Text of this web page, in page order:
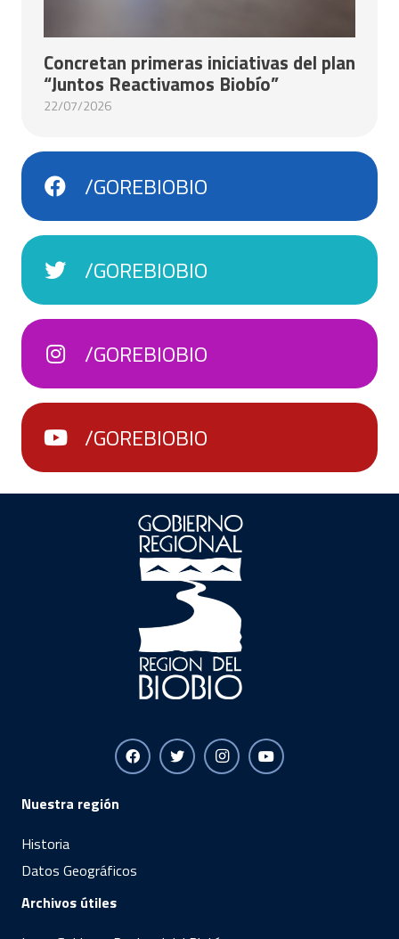
Concretan primeras iniciativas del plan
“Juntos Reactivamos Biobío”
22/07/2026
/GOREBIOBIO
/GOREBIOBIO
/GOREBIOBIO
/GOREBIOBIO
Nuestra región
Historia
Datos Geográficos
Archivos útiles